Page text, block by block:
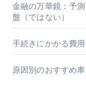
金融の万華鏡：予
盤（ではない）
手続きにかかる費
原因別のおすすめ